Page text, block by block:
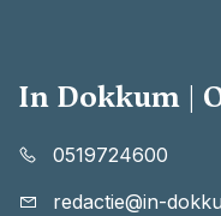
In Dokkum |
0519724600
redactie@in-